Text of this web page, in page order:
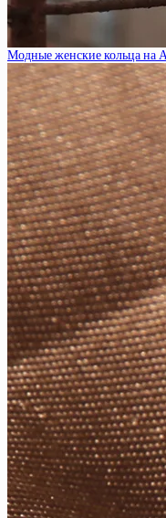
Модные женские кольца на